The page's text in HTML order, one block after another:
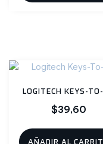
LOGITECH KEYS-
$39,60